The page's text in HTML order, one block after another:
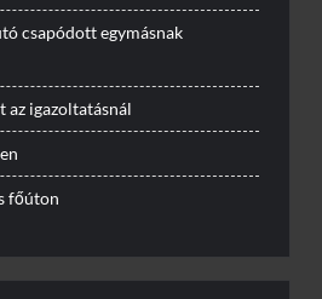
csapódott egymásnak
igazoltatásnál
főúton